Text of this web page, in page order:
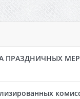
ПРАЗДНИЧНЫХ